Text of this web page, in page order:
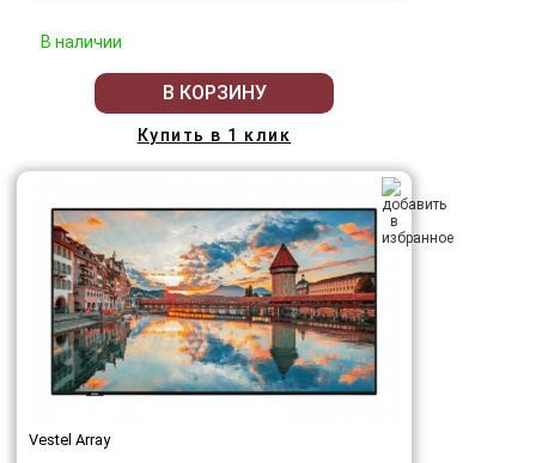
В наличии
В КОРЗИНУ
Купить в 1 клик
Vestel Array